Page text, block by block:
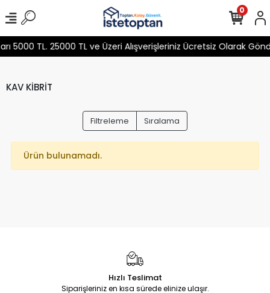
5000 TL. 25000 TL ve Üzeri Alışverişleriniz Ücretsiz Olarak
0
KAV KİBRİT
Filtreleme Sıralama
Ürün bulunamadı.
Hızlı Teslimat
Siparişleriniz en kısa sürede elinize ulaşır.